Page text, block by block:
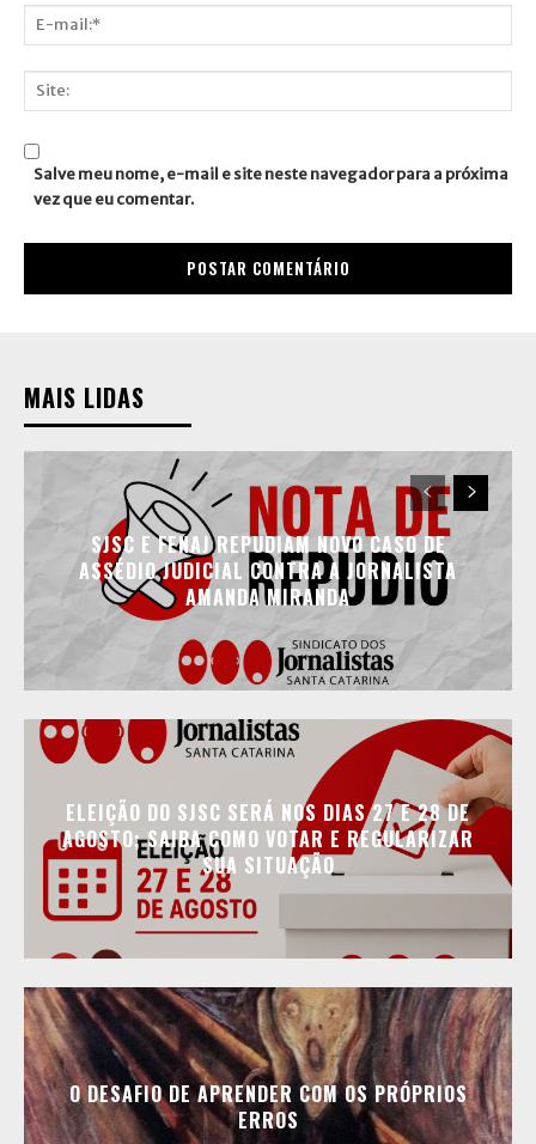
mail:*
Salve meu nome, e-mail e site neste navegador para a próxima
vez que eu comentar.
MAIS LIDAS
SJSC E FENAJ REPUDIAM NOVO CASO DE
ASSÉDIO JUDICIAL CONTRA A JORNALISTA
AMANDA MIRANDA
ELEIÇÃO DO SJSC SERÁ NOS DIAS 27 E 28 DE
AGOSTO; SAIBA COMO VOTAR E REGULARIZAR
SUA SITUAÇÃO
O DESAFIO DE APRENDER COM OS PRÓPRIOS
ERROS